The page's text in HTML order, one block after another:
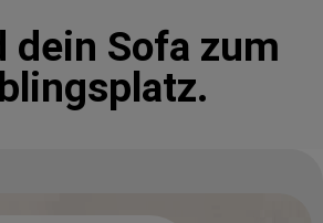
dein Sofa zum